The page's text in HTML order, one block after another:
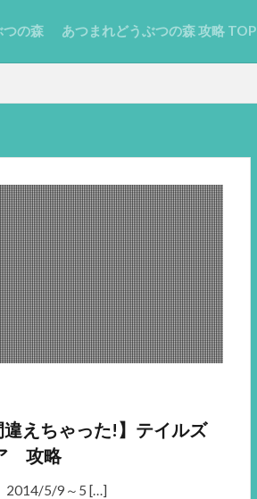
つの森 あつまれどうぶつの森 攻略 TOP
違えちゃった!】テイルズ
攻略
2014/5/9～5 […]